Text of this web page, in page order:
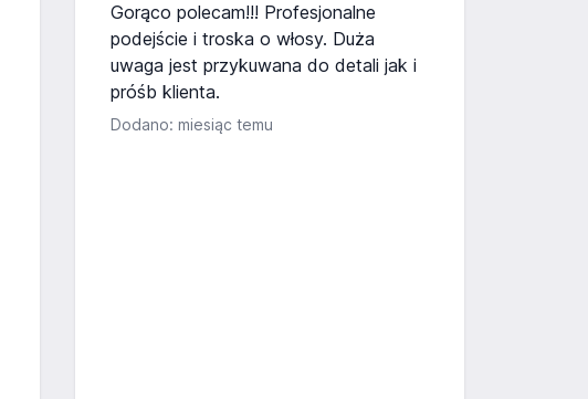
Gorąco polecam!!! Profesjonalne
podejście i troska o włosy. Duża
uwaga jest przykuwana do detali jak i
próśb klienta.
Dodano: miesiąc temu